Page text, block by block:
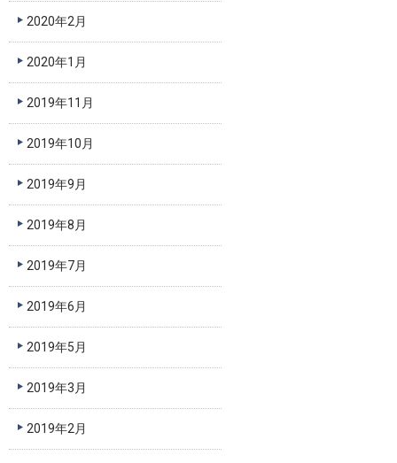
2020年2月
2020年1月
2019年11月
2019年10月
2019年9月
2019年8月
2019年7月
2019年6月
2019年5月
2019年3月
2019年2月